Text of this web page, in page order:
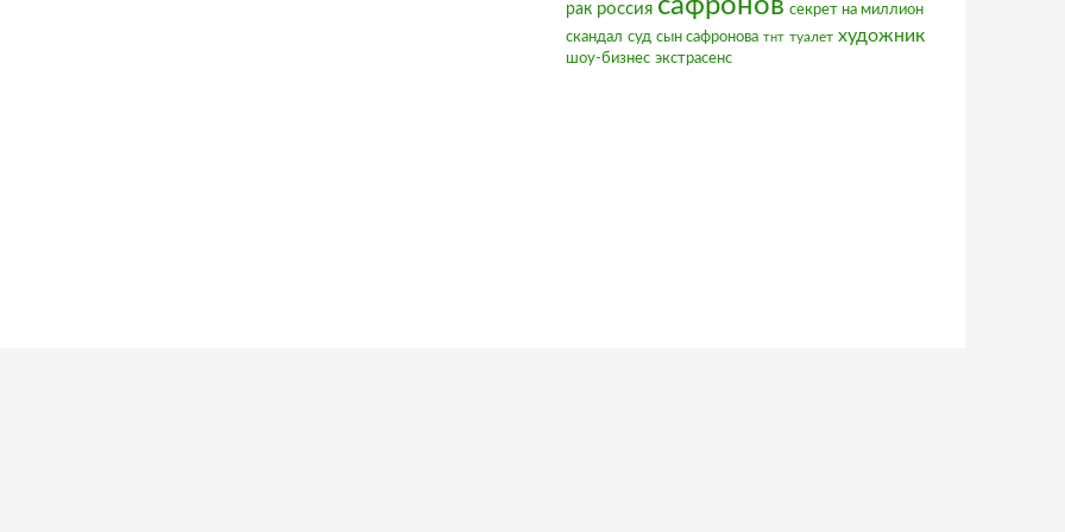
рак россия сафронов секрет на миллион
скандал суд сын сафронова тнт туалет художник
шоу-бизнес экстрасенс